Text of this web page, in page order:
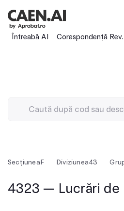
Întreabă AI Corespondență
SecțiuneaF Diviziunea43
4323 — Lucrări de